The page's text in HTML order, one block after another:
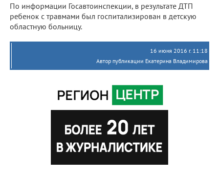
По информации Госавтоинспекции, в результате ДТП
ребенок с травмами был госпитализирован в детскую
областную больницу.
16 июня 2016 г. 11:18
Автор публикации Екатерина Владимирова